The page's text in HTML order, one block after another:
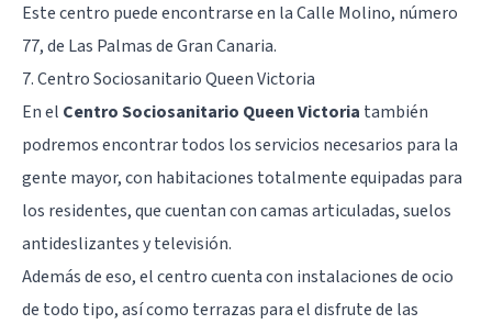
Este centro puede encontrarse en la Calle Molino, número
77, de Las Palmas de Gran Canaria.
7. Centro Sociosanitario Queen Victoria
En el Centro Sociosanitario Queen Victoria también
podremos encontrar todos los servicios necesarios para la
gente mayor, con habitaciones totalmente equipadas para
los residentes, que cuentan con camas articuladas, suelos
antideslizantes y televisión.
Además de eso, el centro cuenta con instalaciones de ocio
de todo tipo, así como terrazas para el disfrute de las